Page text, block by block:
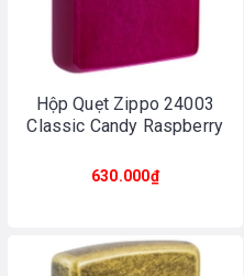
Hộp Quẹt Zippo 24003
Classic Candy Raspberry
630.000₫